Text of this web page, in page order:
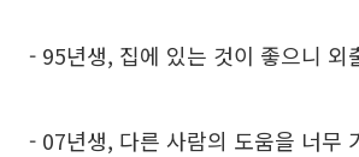
- 95년생, 집에 있는 것이 좋으니 외
- 07년생, 다른 사람의 도움을 너무